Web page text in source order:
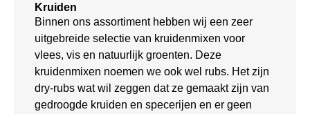
Kruiden
Binnen ons assortiment hebben wij een zeer
uitgebreide selectie van kruidenmixen voor
vlees, vis en natuurlijk groenten. Deze
kruidenmixen noemen we ook wel rubs. Het zijn
dry-rubs wat wil zeggen dat ze gemaakt zijn van
gedroogde kruiden en specerijen en er geen